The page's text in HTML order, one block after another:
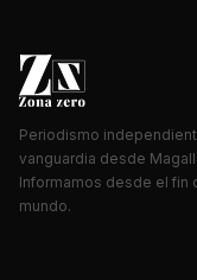
Periodismo
vanguardia desde
Informamos desde el fin
mundo.